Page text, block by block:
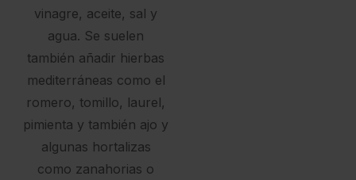
vinagre, aceite, sal y
agua. Se suelen
también añadir hierbas
mediterráneas como el
romero, tomillo, laurel,
pimienta y también ajo y
algunas hortalizas
como zanahorias o